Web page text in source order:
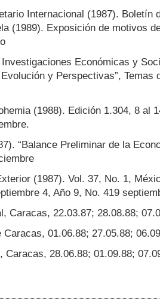
Internacional (1987). Boletín
(1989). Exposición de motivos
Investigaciones Económicas y
y Perspectivas”, Temas
(1988). Edición 1.304, 8 al
“Balance Preliminar de la
(1987). Vol. 37, No. 1,
4, Año 9, No. 419
Caracas, 22.03.87; 28.08.88;
Caracas, 01.06.88; 27.05.88;
Caracas, 28.06.88; 01.09.88;